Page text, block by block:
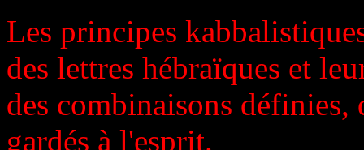
Les principes
des lettres hébraïques et
des combinaisons définies,
gardés à l'esprit.